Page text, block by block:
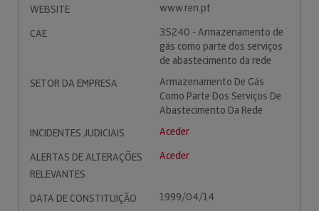
WEBSITE
www.ren.pt
CAE
35240 - Armazenamento de
gás como parte dos serviços
de abastecimento da rede
SETOR DA EMPRESA
Armazenamento De Gás
Como Parte Dos Serviços De
Abastecimento Da Rede
INCIDENTES JUDICIAIS
Aceder
ALERTAS DE ALTERAÇÕES
RELEVANTES
Aceder
DATA DE CONSTITUIÇÃO 1999/04/14